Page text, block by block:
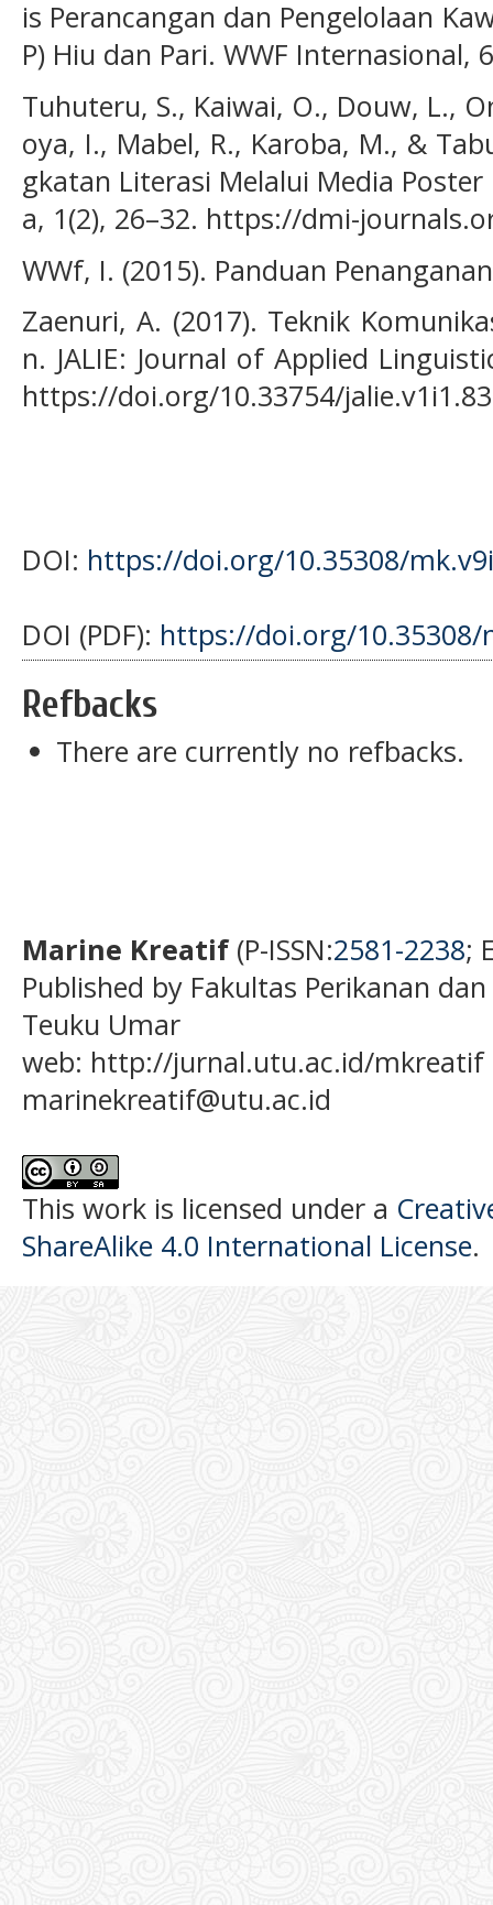
is Perancangan dan Pengelolaan
P) Hiu dan Pari. WWF Internasional,
Tuhuteru, S., Kaiwai, O., Douw, L.,
oya, I., Mabel, R., Karoba, M., &
gkatan Literasi Melalui Media
a, 1(2), 26–32. https://dmi-
WWf, I. (2015). Panduan
Zaenuri, A. (2017). Teknik
n. JALIE: Journal of Applied
https://doi.org/10.33754/jalie.v1i1.83
DOI: https://doi.org/10.35308/
DOI (PDF): https://doi.org/10.35308/
Refbacks
There are currently no refbacks.
Marine Kreatif(P-ISSN:2581-2238;
Published by Fakultas Perikanan
Teuku Umar
web: http://jurnal.utu.ac.id/mkreatif
marinekreatif@utu.ac.id
This work is licensed under a
ShareAlike 4.0 International License.